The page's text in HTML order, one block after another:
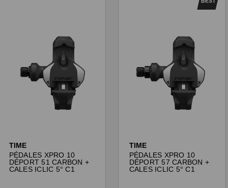
TIME
PÉDALES XPRO 10
DÉPORT 51 CARBON +
CALES ICLIC 5° C1
TIME
PÉDALES XPRO 10
DÉPORT 57 CARBON +
CALES ICLIC 5° C1